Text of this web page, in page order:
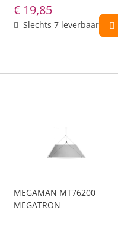
€ 19,85
Slechts 7 leverbaar
MEGAMAN MT76200
MEGATRON